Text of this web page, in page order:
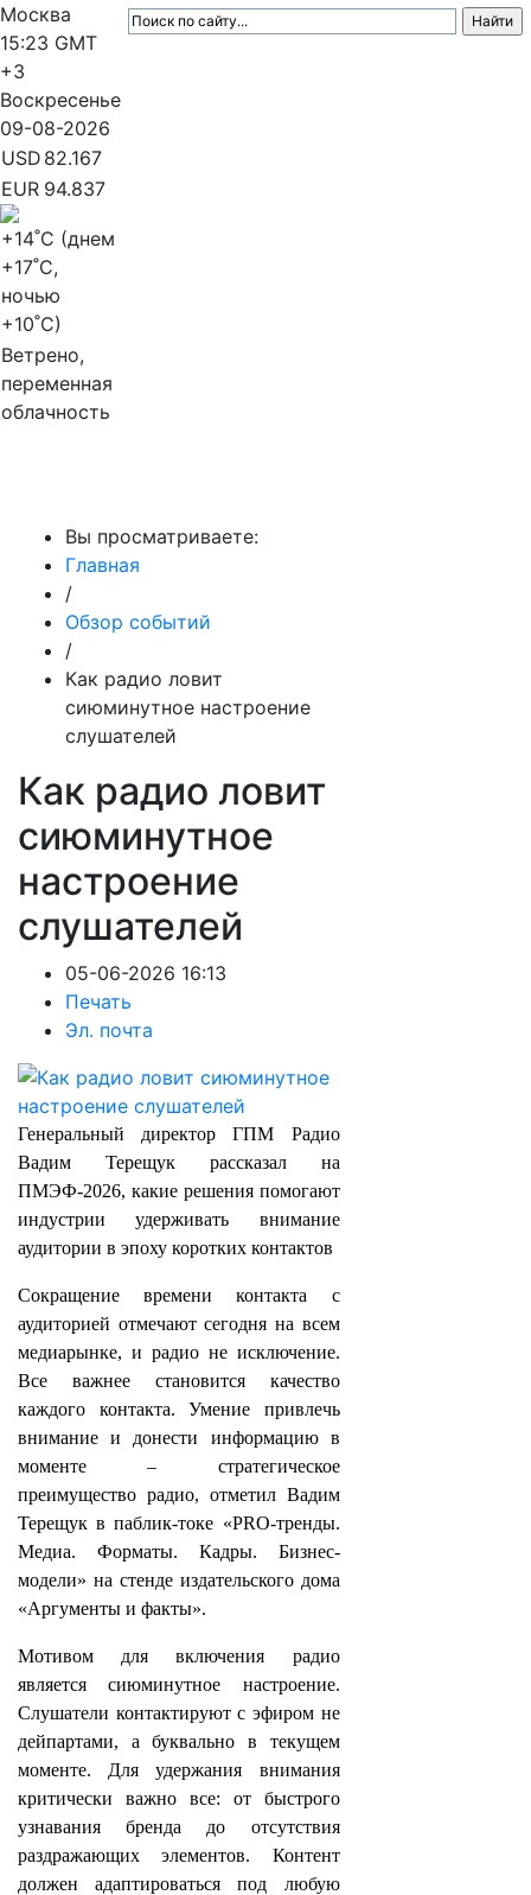
Москва
15:23 GMT
+3
Воскресенье
09-08-2026
USD 82.167
EUR 94.837
+14˚C (днем
+17˚C,
ночью
+10˚C)
Ветрено,
переменная
облачность
Вы просматриваете:
Главная
/
Обзор событий
/
Как радио ловит
сиюминутное настроение
слушателей
Как радио ловит
сиюминутное
настроение
слушателей
05-06-2026 16:13
Печать
Эл. почта
Генеральный директор ГПМ Радио
Вадим Терещук рассказал на
ПМЭФ-2026, какие решения помогают
индустрии удерживать внимание
аудитории в эпоху коротких контактов
Сокращение времени контакта с
аудиторией отмечают сегодня на всем
медиарынке, и радио не исключение.
Все важнее становится качество
каждого контакта. Умение привлечь
внимание и донести информацию в
моменте – стратегическое
преимущество радио, отметил Вадим
Терещук в паблик-токе «PRO-тренды.
Медиа. Форматы. Кадры. Бизнес-
модели» на стенде издательского дома
«Аргументы и факты».
Мотивом для включения радио
является сиюминутное настроение.
Слушатели контактируют с эфиром не
дейпартами, а буквально в текущем
моменте. Для удержания внимания
критически важно все: от быстрого
узнавания бренда до отсутствия
раздражающих элементов. Контент
должен адаптироваться под любую